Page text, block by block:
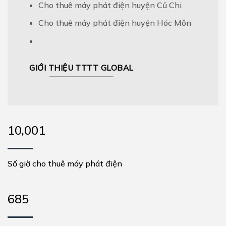
10,002
Số giờ cho thuê máy phát điện
686
Cho thuê máy phát điện huyện Củ Chi
Cho thuê máy phát điện huyện Hóc Môn
GIỚI THIỆU TTTT GLOBAL